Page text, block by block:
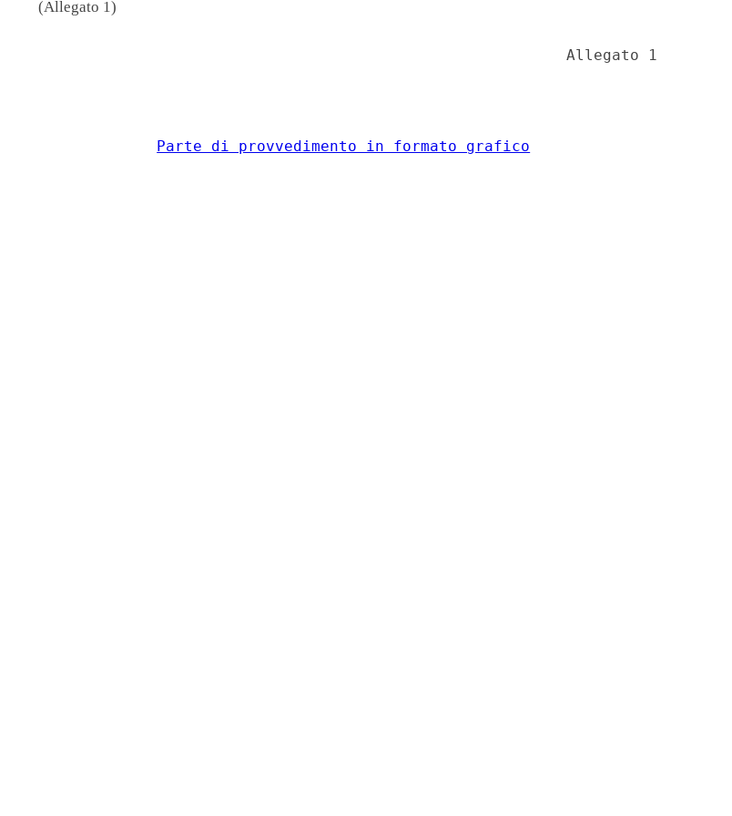
(Allegato 1)
                                                           Allegato 1
Parte di provvedimento in formato grafico